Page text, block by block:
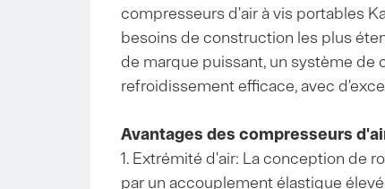
compresseurs d'air à vis portables
besoins de construction les plus
de marque puissant, un système de
refroidissement efficace, avec
Avantages des compresseurs
1. Extrémité d'air: La conception de
par un accouplement élastique